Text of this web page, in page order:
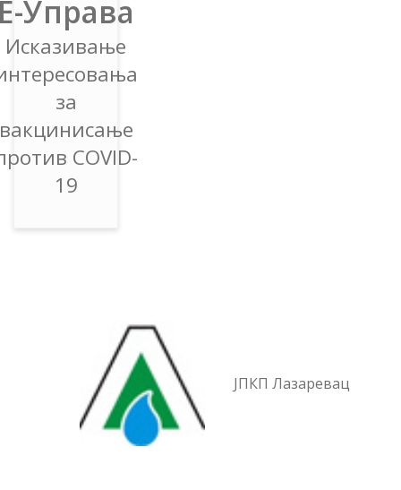
Управа
Исказивање
за
COVID-
19
ЈПКП Лазаревац